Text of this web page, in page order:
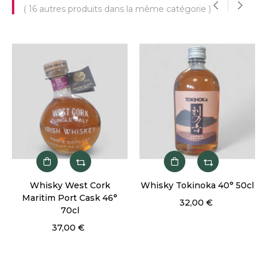
( 16 autres produits dans la même catégorie )
Whisky West Cork
Maritim Port Cask 46°
70cl
37,00 €
Whisky Tokinoka 40° 50cl
32,00 €